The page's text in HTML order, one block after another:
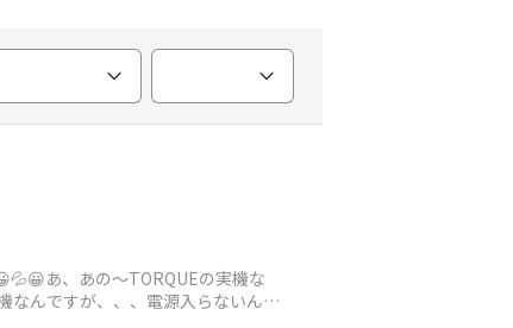
あ、あの～TORQUEの実機な
なんですが、、、電源入らないんで